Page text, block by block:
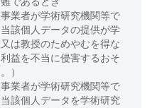
業者が学術研究機関等で
該個人データの提供が学
は教授のためやむを得な
益を不当に侵害するおそ
）
業者が学術研究機関等で
該個人データを学術研究